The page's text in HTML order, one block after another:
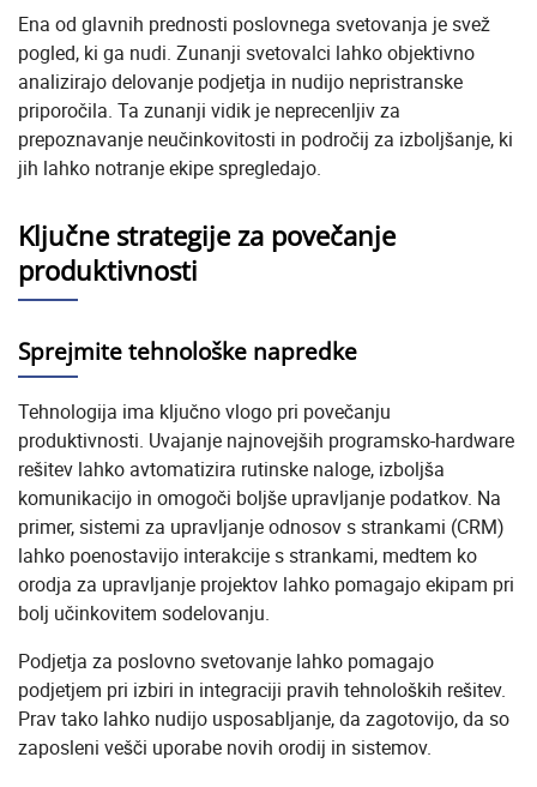
Ena od glavnih prednosti poslovnega svetovanja je svež
pogled, ki ga nudi. Zunanji svetovalci lahko objektivno
analizirajo delovanje podjetja in nudijo nepristranske
priporočila. Ta zunanji vidik je neprecenljiv za
prepoznavanje neučinkovitosti in področij za izboljšanje, ki
jih lahko notranje ekipe spregledajo.
Ključne strategije za povečanje
produktivnosti
Sprejmite tehnološke napredke
Tehnologija ima ključno vlogo pri povečanju
produktivnosti. Uvajanje najnovejših programsko-hardware
rešitev lahko avtomatizira rutinske naloge, izboljša
komunikacijo in omogoči boljše upravljanje podatkov. Na
primer, sistemi za upravljanje odnosov s strankami (CRM)
lahko poenostavijo interakcije s strankami, medtem ko
orodja za upravljanje projektov lahko pomagajo ekipam pri
bolj učinkovitem sodelovanju.
Podjetja za poslovno svetovanje lahko pomagajo
podjetjem pri izbiri in integraciji pravih tehnoloških rešitev.
Prav tako lahko nudijo usposabljanje, da zagotovijo, da so
zaposleni vešči uporabe novih orodij in sistemov.